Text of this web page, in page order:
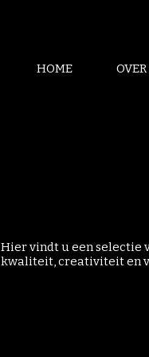
HOME
Hier vindt u een selectie
kwaliteit, creativiteit en